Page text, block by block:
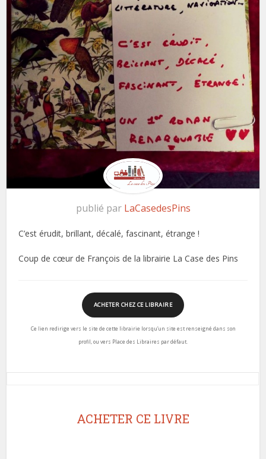
publié par LaCasedesPins
C’est érudit, brillant, décalé, fascinant, étrange !
Coup de cœur de François de la librairie La Case des Pins
ACHETER CHEZ CE LIBRAIRE
Ce lien redirige vers le site de cette librairie lorsqu’un site est renseigné dans son
profil, ou vers Place des Libraires par défaut.
ACHETER CE LIVRE